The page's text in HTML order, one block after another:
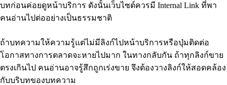
บทก่อนค่อยดูหน้าบริการ ดังนั้นเว็บไซต์ควรมี Internal Link ที่พา
คนอ่านไปต่ออย่างเป็นธรรมชาติ
ถ้าบทความให้ความรู้แต่ไม่มีลิงก์ไปหน้าบริการหรือปุ่มติดต่อ
โอกาสทางการตลาดจะหายไปมาก ในทางกลับกัน ถ้าทุกลิงก์ขาย
ตรงเกินไป คนอ่านอาจรู้สึกถูกเร่งขาย จึงต้องวางลิงก์ให้สอดคล้อง
กับบริบทของบทความ